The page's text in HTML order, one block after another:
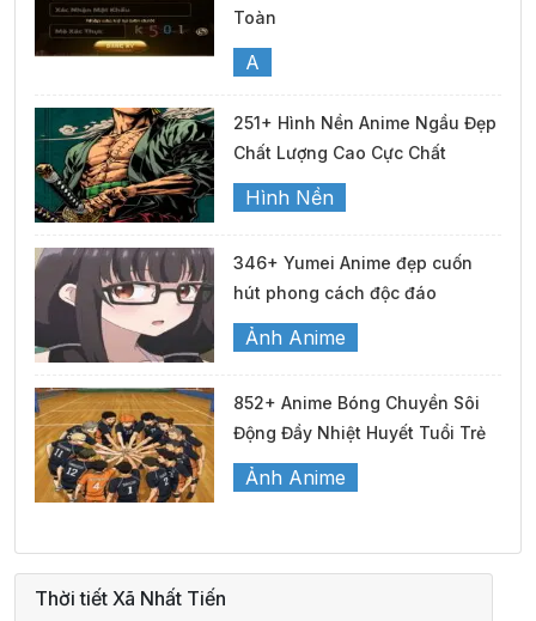
Toàn
A
251+ Hình Nền Anime Ngầu Đẹp
Chất Lượng Cao Cực Chất
Hình Nền
346+ Yumei Anime đẹp cuốn
hút phong cách độc đáo
Ảnh Anime
852+ Anime Bóng Chuyền Sôi
Động Đầy Nhiệt Huyết Tuổi Trẻ
Ảnh Anime
Thời tiết Xã Nhất Tiến